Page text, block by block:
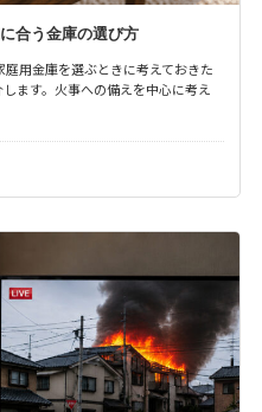
合う金庫の選び方
用金庫を選ぶときに考えておきた
ます。火事への備えを中心に考え